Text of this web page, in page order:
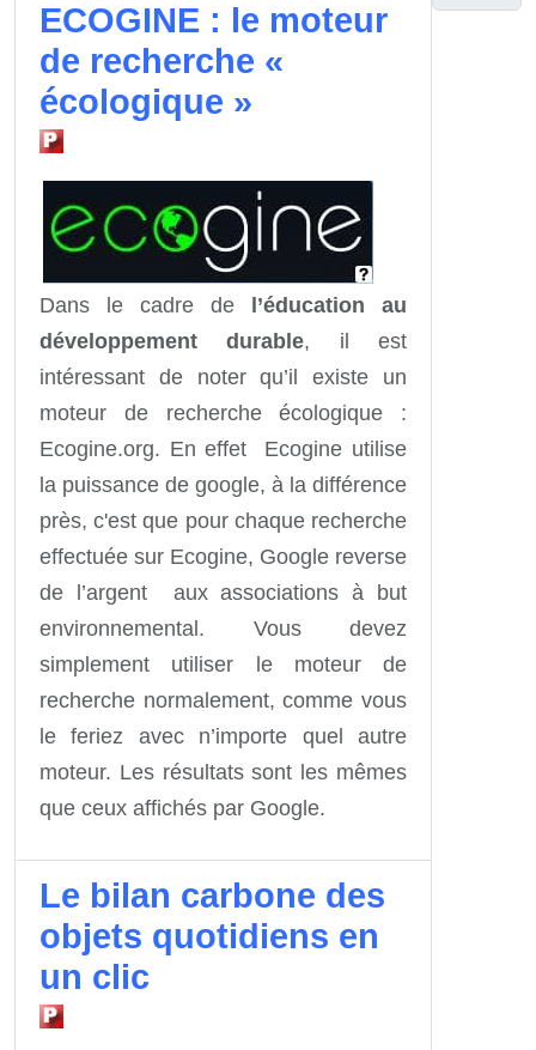
ECOGINE : le moteur
de recherche «
écologique »
Dans le cadre de
l’éducation au
développement durable, il est
intéressant de noter qu’il existe un
moteur de recherche écologique :
Ecogine.org. En effet Ecogine utilise
la puissance de google, à la différence
près, c'est que pour chaque recherche
effectuée sur Ecogine, Google reverse
de l’argent aux associations à but
environnemental. Vous devez
simplement utiliser le moteur de
recherche normalement, comme vous
le feriez avec n’importe quel autre
moteur. Les résultats sont les mêmes
que ceux affichés par Google.
Le bilan carbone des
objets quotidiens en
un clic